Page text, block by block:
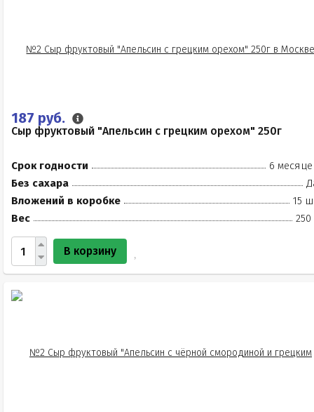
187 руб.
Сыр фруктовый "Апельсин с грецким орехом" 250г
Срок годности
6
Без сахара
Вложений в коробке
15
Вес
250
В корзину